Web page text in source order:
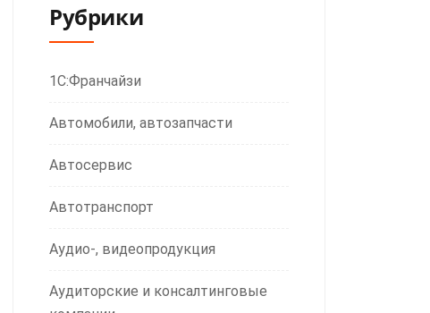
Рубрики
1С:Франчайзи
Автомобили, автозапчасти
Автосервис
Автотранспорт
Аудио-, видеопродукция
Аудиторские и консалтинговые